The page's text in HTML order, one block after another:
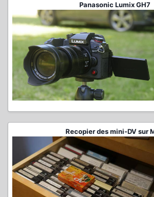
Panasonic Lumix GH7
Recopier des mini-DV sur